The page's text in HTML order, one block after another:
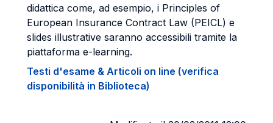
didattica come, ad esempio, i Principles of
European Insurance Contract Law (PEICL) e
slides illustrative saranno accessibili tramite la
piattaforma e-learning.
Testi d'esame & Articoli on line (verifica
disponibilità in Biblioteca)